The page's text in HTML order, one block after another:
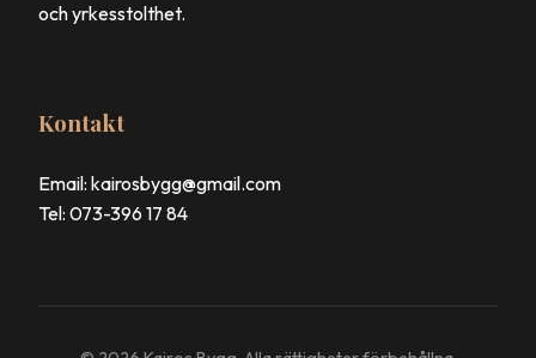
och yrkesstolthet.
Kontakt
Email: kairosbygg@gmail.com
Tel: 073-396 17 84